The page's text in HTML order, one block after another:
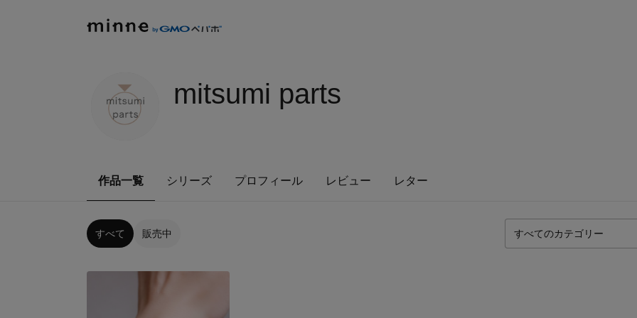
mitsumi parts
作品一覧 シリーズ プロフィール レビュー レター
すべて 販売中